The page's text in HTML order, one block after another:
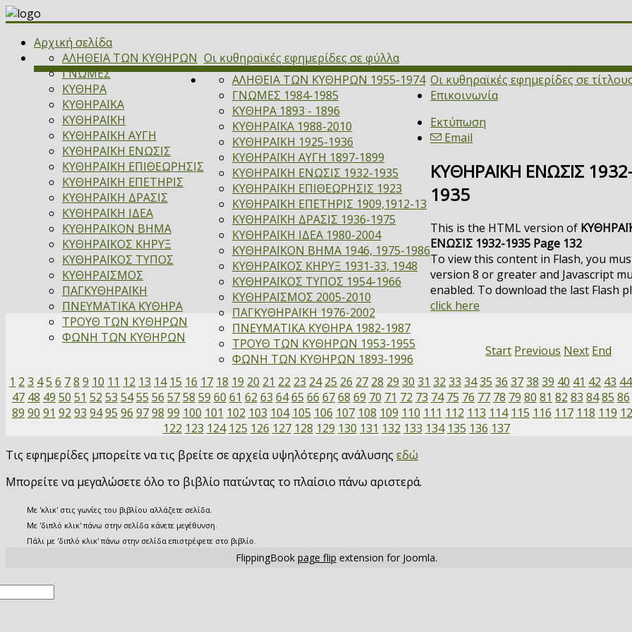
Αρχική σελίδα
Οι κυθηραϊκές εφημερίδες σε φύλλα
ΑΛΗΘΕΙΑ ΤΩΝ ΚΥΘΗΡΩΝ
ΓΝΩΜΕΣ
ΚΥΘΗΡΑ
ΚΥΘΗΡΑΪΚΑ
ΚΥΘΗΡΑΪΚΗ
ΚΥΘΗΡΑΪΚΗ ΑΥΓΗ
ΚΥΘΗΡΑΪΚΗ ΕΝΩΣΙΣ
ΚΥΘΗΡΑΪΚΗ ΕΠΙΘΕΩΡΗΣΙΣ
ΚΥΘΗΡΑΪΚΗ ΕΠΕΤΗΡΙΣ
ΚΥΘΗΡΑΪΚΗ ΔΡΑΣΙΣ
ΚΥΘΗΡΑΪΚΗ ΙΔΕΑ
ΚΥΘΗΡΑΪΚΟΝ ΒΗΜΑ
ΚΥΘΗΡΑΪΚΟΣ ΚΗΡΥΞ
ΚΥΘΗΡΑΪΚΟΣ ΤΥΠΟΣ
ΚΥΘΗΡΑΪΣΜΟΣ
ΠΑΓΚΥΘΗΡΑΪΚΗ
ΠΝΕΥΜΑΤΙΚΑ ΚΥΘΗΡΑ
ΤΡΟΥΘ ΤΩΝ ΚΥΘΗΡΩΝ
ΦΩΝΗ ΤΩΝ ΚΥΘΗΡΩΝ
Οι κυθηραϊκές εφημερίδες σε τίτλους
ΑΛΗΘΕΙΑ ΤΩΝ ΚΥΘΗΡΩΝ 1955-1974
ΓΝΩΜΕΣ 1984-1985
ΚΥΘΗΡΑ 1893 - 1896
ΚΥΘΗΡΑΪΚΑ 1988-2010
ΚΥΘΗΡΑΪΚΗ 1925-1936
ΚΥΘΗΡΑΪΚΗ ΑΥΓΗ 1897-1899
ΚΥΘΗΡΑΪΚΗ ΕΝΩΣΙΣ 1932-1935
ΚΥΘΗΡΑΪΚΗ ΕΠΙΘΕΩΡΗΣΙΣ 1923
ΚΥΘΗΡΑΪΚΗ ΕΠΕΤΗΡΙΣ 1909,1912-13
ΚΥΘΗΡΑΪΚΗ ΔΡΑΣΙΣ 1936-1975
ΚΥΘΗΡΑΪΚΗ ΙΔΕΑ 1980-2004
ΚΥΘΗΡΑΪΚΟΝ ΒΗΜΑ 1946, 1975-1986
ΚΥΘΗΡΑΪΚΟΣ ΚΗΡΥΞ 1931-33, 1948
ΚΥΘΗΡΑΪΚΟΣ ΤΥΠΟΣ 1954-1966
ΚΥΘΗΡΑΪΣΜΟΣ 2005-2010
ΠΑΓΚΥΘΗΡΑΪΚΗ 1976-2002
ΠΝΕΥΜΑΤΙΚΑ ΚΥΘΗΡΑ 1982-1987
ΤΡΟΥΘ ΤΩΝ ΚΥΘΗΡΩΝ 1953-1955
ΦΩΝΗ ΤΩΝ ΚΥΘΗΡΩΝ 1893-1996
Επικοινωνία
Εκτύπωση
Email
ΚΥΘΗΡΑΪΚΗ ΕΝΩΣΙΣ
1935
This is the HTML version of
ΕΝΩΣΙΣ 1932-1935 Page 132
To view this content in Flash, you
version 8 or greater and Javascript
enabled. To download the last Flash
click here
Start Previous Next End
1 2 3 45 6 78 9 10 11 12 13 14 15 16 17 18 19 20 21 22 23 24 25 26 27 28 29 30 31 32 33 3435 36 3738 39 40 41 42 43 44
47 48 49 50 51 52 53 5455 56 5758 59 60 61 62 63 6465 66 6768 69 70 71 72 73 74 75 76 77 78 79 80 81 82 83 8485 86
89 90 91 92 93 9495 96 9798 99 100 101 102 103 104 105 106 107 108 109 110 111 112 113 114 115 116 117 118 119
122 123 124 125 126 127 128 129 130 131 132 133 134 135 136 137
Τις εφημερίδες μπορείτε να τις βρείτε σε αρχεία υψηλότερης ανάλυσης εδώ
Μπορείτε να μεγαλώσετε όλο το βιβλίο πατώντας το πλαίσιο πάνω αριστερά.
Με 'κλικ' στις γωνίες του βιβλίου αλλάζετε σελίδα.
Με 'διπλό κλικ' πάνω στην σελίδα κάνετε μεγέθυνση.
Πάλι με 'διπλό κλικ' πάνω στην σελίδα επιστρέφετε στο βιβλίο.
FlippingBook page flip extension for Joomla.